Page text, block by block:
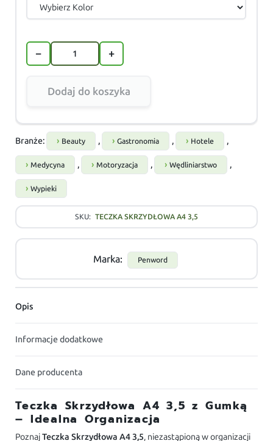
− +
Dodaj do koszyka
Branże: Beauty , Gastronomia , Hotele ,
Medycyna , Motoryzacja , Wędliniarstwo ,
Wypieki
SKU: TECZKA SKRZYDŁOWA A4 3,5
Marka: Penword
Opis
Informacje dodatkowe
Dane producenta
Teczka Skrzydłowa A4 3,5 z Gumką
– Idealna Organizacja
PoznajTeczka Skrzydłowa A4 3,5, niezastąpioną w organizacji